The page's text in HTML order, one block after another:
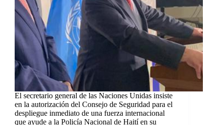
El secretario general de las Naciones Unidas insiste
en la autorización del Consejo de Seguridad para el
despliegue inmediato de una fuerza internacional
que ayude a la Policía Nacional de Haití en su